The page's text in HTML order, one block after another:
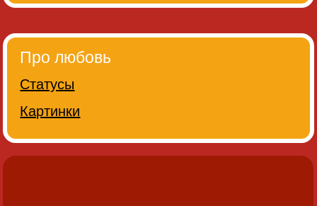
Про любовь
Статусы
Картинки